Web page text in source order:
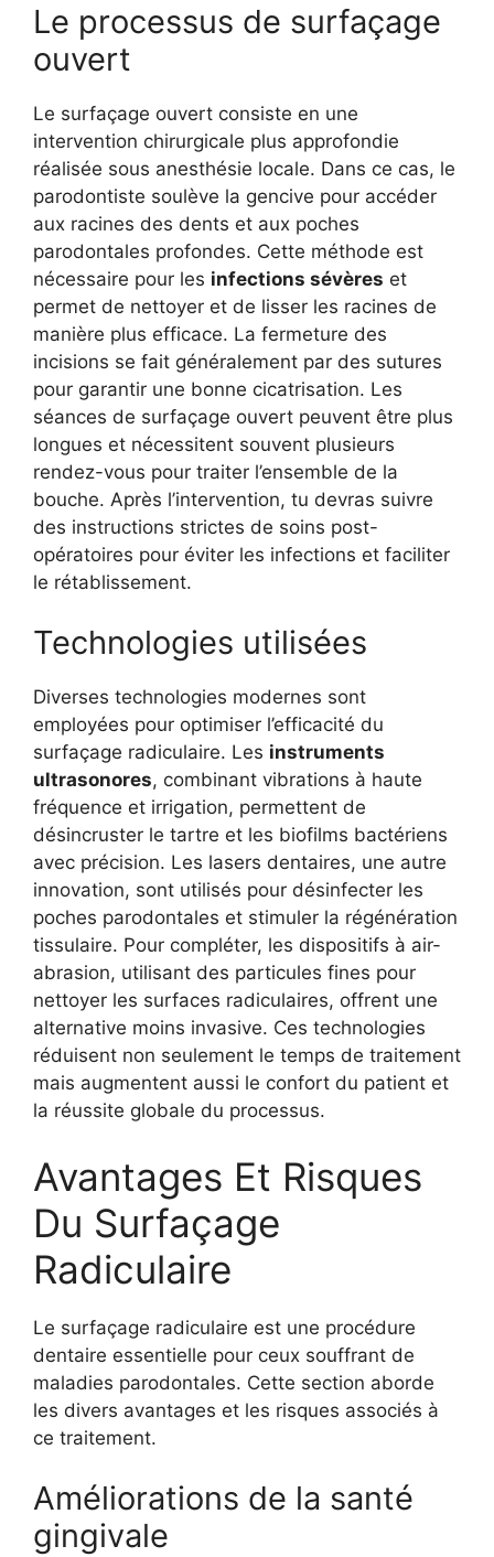
Le processus de surfaçage
ouvert
Le surfaçage ouvert consiste en une
intervention chirurgicale plus approfondie
réalisée sous anesthésie locale. Dans ce cas, le
parodontiste soulève la gencive pour accéder
aux racines des dents et aux poches
parodontales profondes. Cette méthode est
nécessaire pour les infections sévères et
permet de nettoyer et de lisser les racines de
manière plus efficace. La fermeture des
incisions se fait généralement par des sutures
pour garantir une bonne cicatrisation. Les
séances de surfaçage ouvert peuvent être plus
longues et nécessitent souvent plusieurs
rendez-vous pour traiter l’ensemble de la
bouche. Après l’intervention, tu devras suivre
des instructions strictes de soins post-
opératoires pour éviter les infections et faciliter
le rétablissement.
Technologies utilisées
Diverses technologies modernes sont
employées pour optimiser l’efficacité du
surfaçage radiculaire. Les instruments
ultrasonores, combinant vibrations à haute
fréquence et irrigation, permettent de
désincruster le tartre et les biofilms bactériens
avec précision. Les lasers dentaires, une autre
innovation, sont utilisés pour désinfecter les
poches parodontales et stimuler la régénération
tissulaire. Pour compléter, les dispositifs à air-
abrasion, utilisant des particules fines pour
nettoyer les surfaces radiculaires, offrent une
alternative moins invasive. Ces technologies
réduisent non seulement le temps de traitement
mais augmentent aussi le confort du patient et
la réussite globale du processus.
Avantages Et Risques
Du Surfaçage
Radiculaire
Le surfaçage radiculaire est une procédure
dentaire essentielle pour ceux souffrant de
maladies parodontales. Cette section aborde
les divers avantages et les risques associés à
ce traitement.
Améliorations de la santé
gingivale